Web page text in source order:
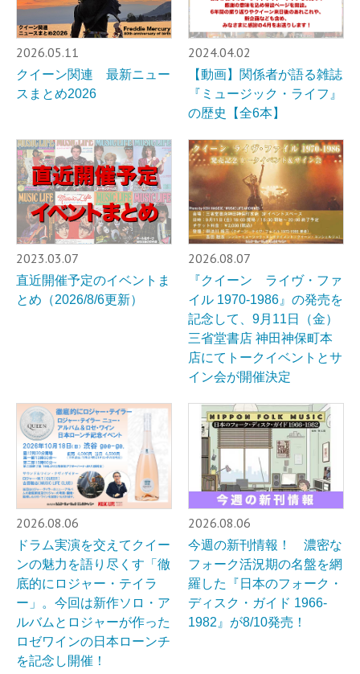
2026.05.11
クイーン関連 最新ニュー
スまとめ2026
2024.04.02
【動画】関係者が語る雑誌
『ミュージック・ライフ』
の歴史【全6本】
2023.03.07
直近開催予定のイベントま
とめ（2026/8/6更新）
2026.08.07
『クイーン ライヴ・ファ
イル 1970-1986』の発売を
記念して、9月11日（金）
三省堂書店 神田神保町本
店にてトークイベントとサ
イン会が開催決定
2026.08.06
ドラム実演を交えてクイー
ンの魅力を語り尽くす「徹
底的にロジャー・テイラ
ー」。今回は新作ソロ・ア
ルバムとロジャーが作った
ロゼワインの日本ローンチ
を記念し開催！
2026.08.06
今週の新刊情報！ 濃密な
フォーク活況期の名盤を網
羅した『日本のフォーク・
ディスク・ガイド 1966-
1982』が8/10発売！